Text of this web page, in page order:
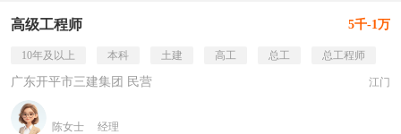
高级工程师 5千-1万
10年及以上 本科 土建 高工 总工 总工程师
广东开平市三建集团 民营 江门
陈女士 经理